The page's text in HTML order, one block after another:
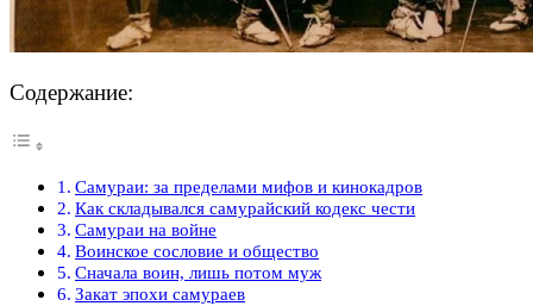
Содержание:
Самураи: за пределами мифов и кинокадров
Как складывался самурайский кодекс чести
Самураи на войне
Воинское сословие и общество
Сначала воин, лишь потом муж
Закат эпохи самураев